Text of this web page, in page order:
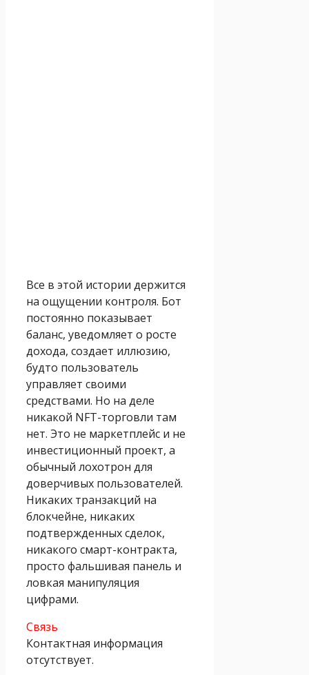
Все в этой истории держится
на ощущении контроля. Бот
постоянно показывает
баланс, уведомляет о росте
дохода, создает иллюзию,
будто пользователь
управляет своими
средствами. Но на деле
никакой NFT-торговли там
нет. Это не маркетплейс и не
инвестиционный проект, а
обычный лохотрон для
доверчивых пользователей.
Никаких транзакций на
блокчейне, никаких
подтвержденных сделок,
никакого смарт-контракта,
просто фальшивая панель и
ловкая манипуляция
цифрами.
Связь
Контактная информация
отсутствует.